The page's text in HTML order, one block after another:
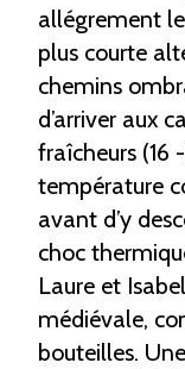
allégrement
plus courte
chemins
d’arriver aux
fraîcheurs (16
température
avant d’y
choc
Laure et
médiévale,
bouteilles.